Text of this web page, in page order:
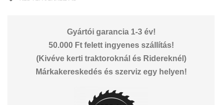
Gyártói garancia 1-3 év!
50.000 Ft felett ingyenes szállítás!
(Kivéve kerti traktoroknál és Ridereknél)
Márkakereskedés és szerviz egy helyen!